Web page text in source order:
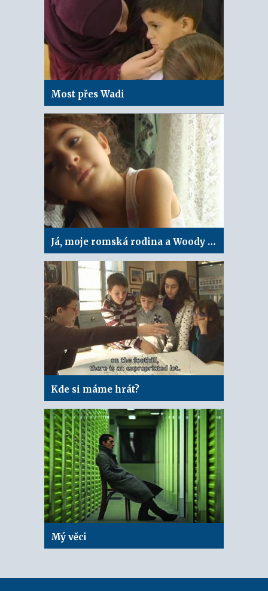
Most přes Wadi
Já, moje romská rodina a Woody Allen
Kde si máme hrát?
Mý věci